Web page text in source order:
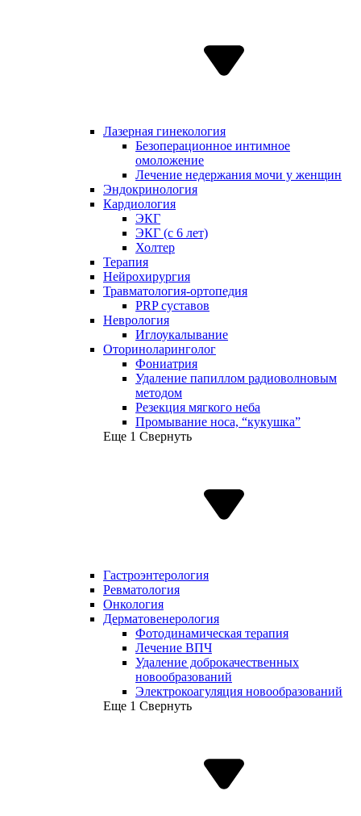
Лазерная гинекология
Безоперационное интимное
омоложение
Лечение недержания мочи у женщин
Эндокринология
Кардиология
ЭКГ
ЭКГ (с 6 лет)
Холтер
Терапия
Нейрохирургия
Травматология-ортопедия
PRP суставов
Неврология
Иглоукалывание
Оториноларинголог
Фониатрия
Удаление папиллом радиоволновым
методом
Резекция мягкого неба
Промывание носа, “кукушка”
Еще 1 Свернуть
Гастроэнтерология
Ревматология
Онкология
Дерматовенерология
Фотодинамическая терапия
Лечение ВПЧ
Удаление доброкачественных
новообразований
Электрокоагуляция новообразований
Еще 1 Свернуть